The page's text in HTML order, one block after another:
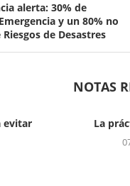
alerta: 30% de
y un 80% no
de Desastres​
NOTAS
evitar
La